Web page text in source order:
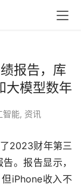
报告，库
大模型数年
智能, 资讯
2023财年第三
。报告显示，
iPhone收入不